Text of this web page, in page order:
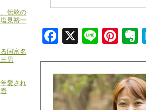
伝統の
見裕一
国富名
男
愛され
Facebook
X Line